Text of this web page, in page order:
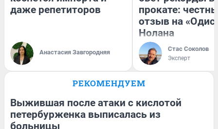
даже репетиторов
Анастасия Завгородняя
прокате:
отзыв на
Нолана
Стас Соколов
Эксперт
РЕКОМЕНДУЕМ
Выжившая после атаки с кислотой
петербурженка выписалась из
больницы